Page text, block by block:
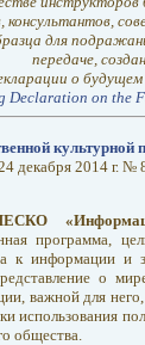
для
передаче,
о
Declaration on the
культурной
декабря 2014 г. №
программа,
к информации и
о
важной для
использования
общества.